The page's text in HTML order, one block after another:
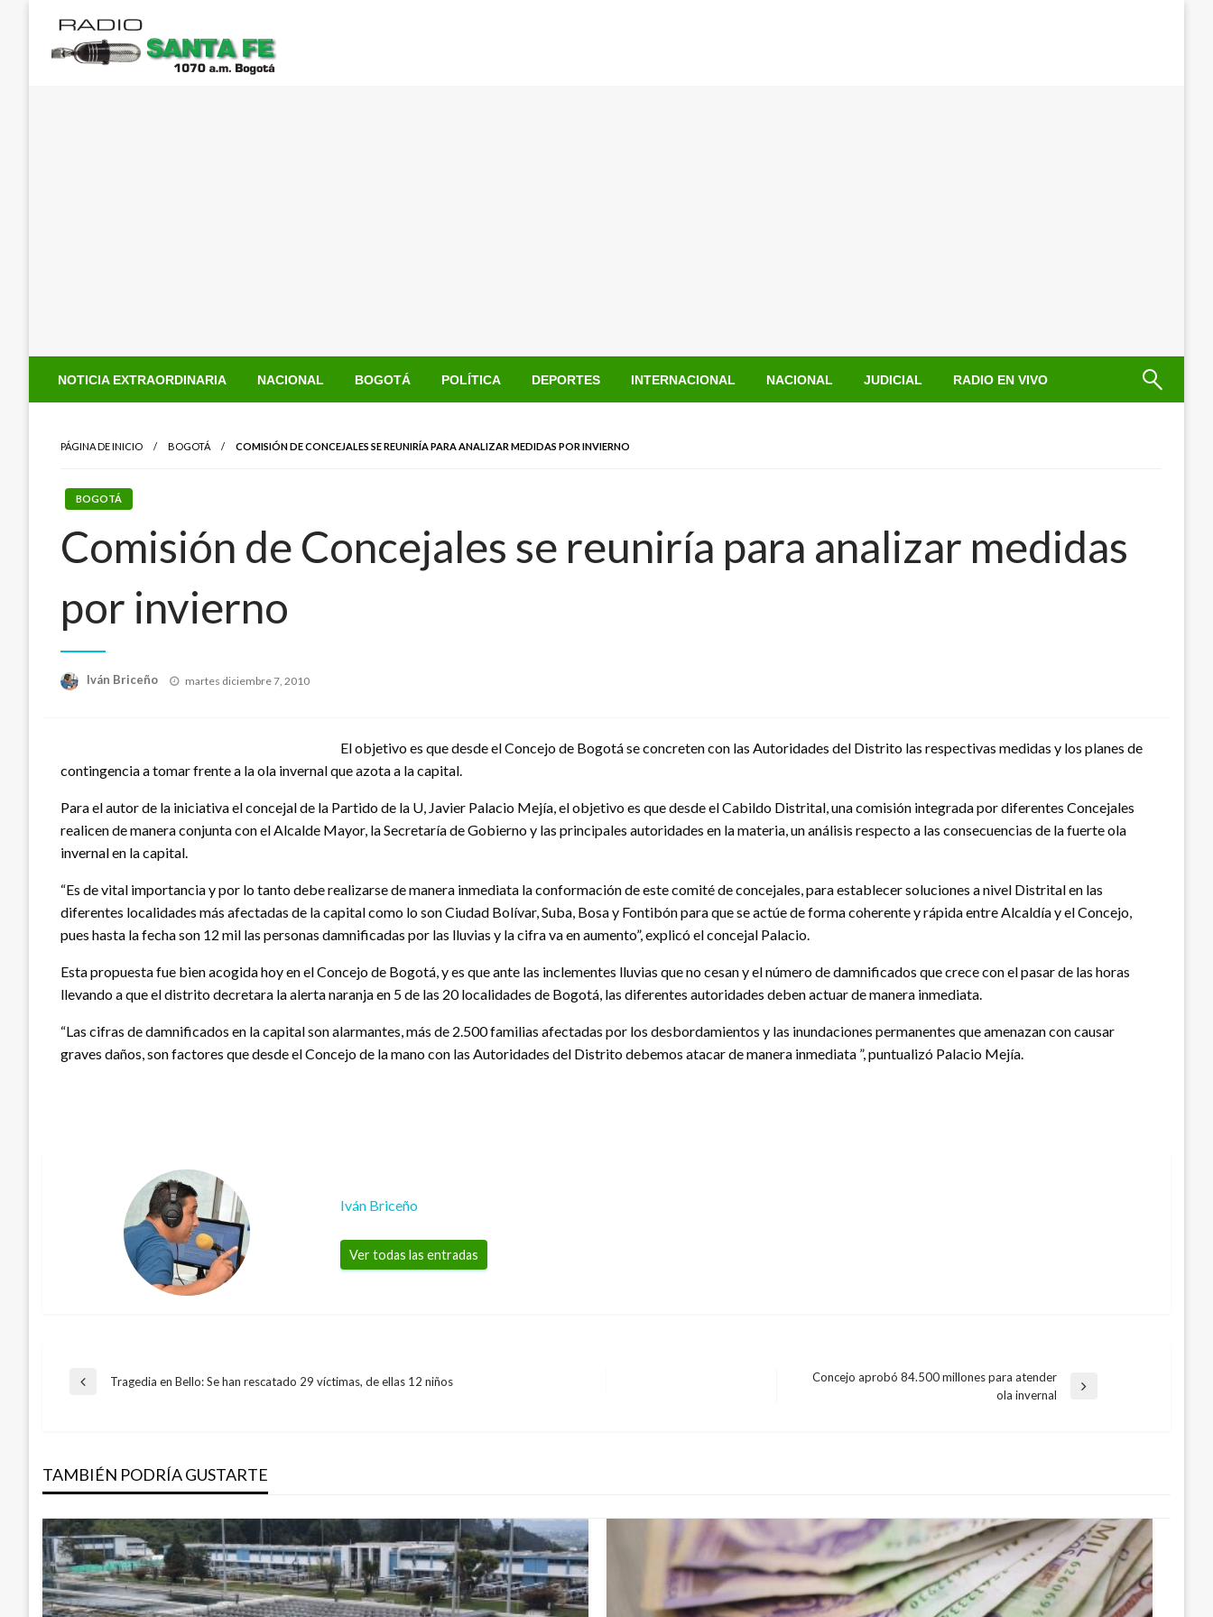
contenido
NOTICIA EXTRAORDINARIA NACIONAL BOGOTÁ POLÍTICA DEPORTES INTERNACIONAL NACIONAL JUDICIAL RADIO EN VIVO
PÁGINA DE INICIO BOGOTÁ COMISIÓN DE CONCEJALES SE REUNIRÍA PARA ANALIZAR MEDIDAS POR INVIERNO
BOGOTÁ
Comisión de Concejales se reuniría para analizar medidas
por invierno
Iván Briceño
Publicado
martes diciembre 7, 2010
El objetivo es que desde el Concejo de Bogotá se concreten con las Autoridades del Distrito las respectivas medidas y los planes de
contingencia a tomar frente a la ola invernal que azota a la capital.
Para el autor de la iniciativa el concejal de la Partido de la U, Javier Palacio Mejía, el objetivo es que desde el Cabildo Distrital, una comisión integrada por diferentes Concejales
realicen de manera conjunta con el Alcalde Mayor, la Secretaría de Gobierno y las principales autoridades en la materia, un análisis respecto a las consecuencias de la fuerte ola
invernal en la capital.
“Es de vital importancia y por lo tanto debe realizarse de manera inmediata la conformación de este comité de concejales, para establecer soluciones a nivel Distrital en las
diferentes localidades más afectadas de la capital como lo son Ciudad Bolívar, Suba, Bosa y Fontibón para que se actúe de forma coherente y rápida entre Alcaldía y el Concejo,
pues hasta la fecha son 12 mil las personas damnificadas por las lluvias y la cifra va en aumento”, explicó el concejal Palacio.
Esta propuesta fue bien acogida hoy en el Concejo de Bogotá, y es que ante las inclementes lluvias que no cesan y el número de damnificados que crece con el pasar de las horas
llevando a que el distrito decretara la alerta naranja en 5 de las 20 localidades de Bogotá, las diferentes autoridades deben actuar de manera inmediata.
“Las cifras de damnificados en la capital son alarmantes, más de 2.500 familias afectadas por los desbordamientos y las inundaciones permanentes que amenazan con causar
graves daños, son factores que desde el Concejo de la mano con las Autoridades del Distrito debemos atacar de manera inmediata ”, puntualizó Palacio Mejía.
Iván Briceño
Ver todas las entradas
Navegación
entradas
Entrada
Tragedia en Bello: Se han rescatado 29 víctimas, de ellas 12 niños
Concejo aprobó 84.500 millones para atender
ola invernal
TAMBIÉN PODRÍA GUSTARTE